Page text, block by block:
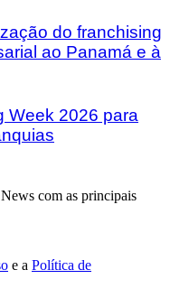
do franchising
ao Panamá e à
Week 2026 para
com as principais
e a Política de